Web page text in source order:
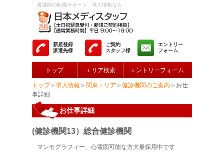
看護師の転職サポート、求人情報なら
新規登録
派遣先様
ご契約
スタッフ様
エントリー
フォーム
トップ エリア検索 エントリーフォーム
トップ＞ 求人情報 ＞ 関東エリア ＞ 健診機関のご案内 ＞お仕
事詳細
お仕事詳細
(健診機関13）総合健診機関
マンモグラフィー、心電図可能な方大量採用中です